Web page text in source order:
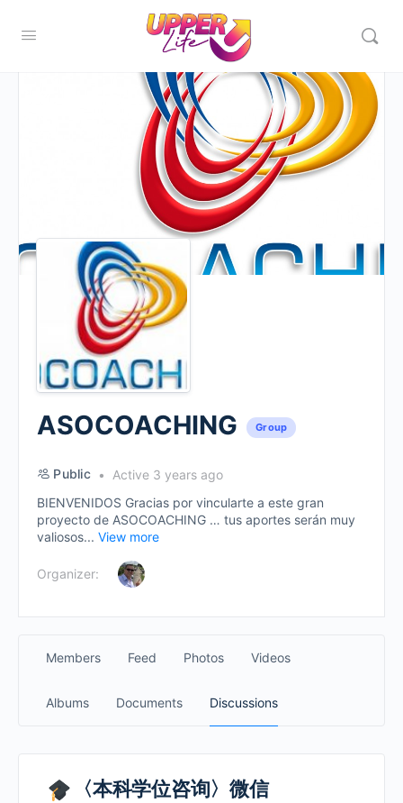
ASOCOACHING Group
Public
Active 3 years ago
BIENVENIDOS Gracias por vincularte a este gran
proyecto de ASOCOACHING … tus aportes serán muy
valiosos... View more
Organizer:
Members Feed Photos Videos
Albums Documents Discussions
〈本科学位咨询〉微信